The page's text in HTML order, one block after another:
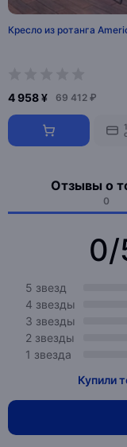
Кресло из ротанга
4 958 ¥ 69 412 ₽
Отзывы о
0
0/
5 звезд
4 звезды
3 звезды
2 звезды
1 звезда
Купили